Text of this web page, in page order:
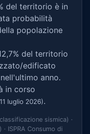
del territorio è in
probabilità
popolazione
del territorio
edificato
anno.
in corso
luglio 2026).
sismica) ·
ISPRA Consumo di